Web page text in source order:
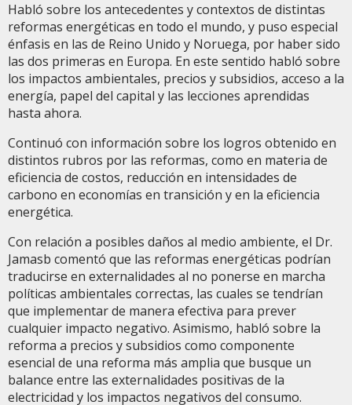
Habló sobre los antecedentes y contextos de distintas
reformas energéticas en todo el mundo, y puso especial
énfasis en las de Reino Unido y Noruega, por haber sido
las dos primeras en Europa. En este sentido habló sobre
los impactos ambientales, precios y subsidios, acceso a la
energía, papel del capital y las lecciones aprendidas
hasta ahora.
Continuó con información sobre los logros obtenido en
distintos rubros por las reformas, como en materia de
eficiencia de costos, reducción en intensidades de
carbono en economías en transición y en la eficiencia
energética.
Con relación a posibles daños al medio ambiente, el Dr.
Jamasb comentó que las reformas energéticas podrían
traducirse en externalidades al no ponerse en marcha
políticas ambientales correctas, las cuales se tendrían
que implementar de manera efectiva para prever
cualquier impacto negativo. Asimismo, habló sobre la
reforma a precios y subsidios como componente
esencial de una reforma más amplia que busque un
balance entre las externalidades positivas de la
electricidad y los impactos negativos del consumo.